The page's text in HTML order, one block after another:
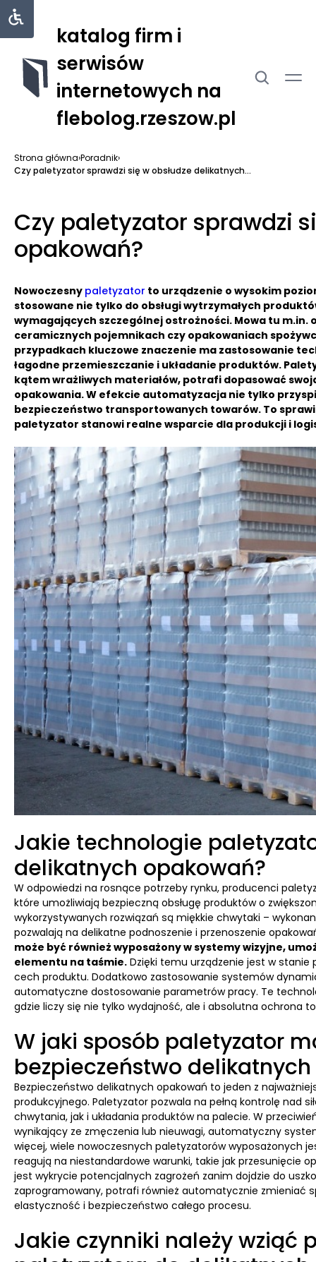
katalog firm i
serwisów
internetowych na
flebolog.rzeszow.pl
Strona główna›Poradnik›
Czy paletyzator sprawdzi się w obsłudze delikatnych...
Czy paletyzator sprawdzi
opakowań?
Nowoczesny paletyzator to urządzenie o wysokim
stosowane nie tylko do obsługi wytrzymałych
wymagających szczególnej ostrożności. Mowa tu
ceramicznych pojemnikach czy opakowaniach
przypadkach kluczowe znaczenie ma zastosowanie
łagodne przemieszczanie i układanie produktów.
kątem wrażliwych materiałów, potrafi dopasować
opakowania. W efekcie automatyzacja nie tylko
bezpieczeństwo transportowanych towarów. To
paletyzator stanowi realne wsparcie dla produkcji i
Jakie technologie
delikatnych opakowań?
W odpowiedzi na rosnące potrzeby rynku, producenci
które umożliwiają bezpieczną obsługę produktów o
wykorzystywanych rozwiązań są miękkie chwytaki –
pozwalają na delikatne podnoszenie i przenoszenie
może być również wyposażony w systemy wizyjne,
elementu na taśmie. Dzięki temu urządzenie jest w
cech produktu. Dodatkowo zastosowanie systemów
automatyczne dostosowanie parametrów pracy. Te
gdzie liczy się nie tylko wydajność, ale i absolutna ochrona
W jaki sposób paletyzator
bezpieczeństwo
Bezpieczeństwo delikatnych opakowań to jeden z
produkcyjnego. Paletyzator pozwala na pełną kontrolę nad
chwytania, jak i układania produktów na palecie. W
wynikający ze zmęczenia lub nieuwagi, automatyczny
więcej, wiele nowoczesnych paletyzatorów wyposażonych
reagują na niestandardowe warunki, takie jak przesunięcie
jest wykrycie potencjalnych zagrożeń zanim dojdzie do
zaprogramowany, potrafi również automatycznie zmieniać
elastyczność i bezpieczeństwo całego procesu.
Jakie czynniki należy wziąć